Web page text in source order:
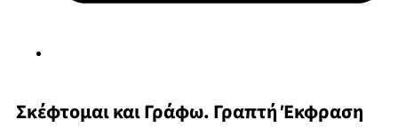
Σκέφτομαι και Γράφω. Γραπτή Έκφραση